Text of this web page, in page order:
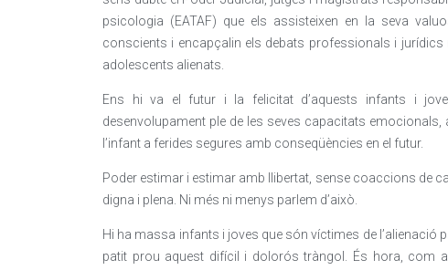
psicologia (EATAF) que els assisteixen en la seva
conscients i encapçalin els debats professionals i
adolescents alienats.
Ens hi va el futur i la felicitat d’aquests infants i
desenvolupament ple de les seves capacitats
l’infant a ferides segures amb conseqüències en el futur.
Poder estimar i estimar amb llibertat, sense coaccions de
digna i plena. Ni més ni menys parlem d’això.
Hi ha massa infants i joves que són víctimes de l’alienació
patit prou aquest difícil i dolorós tràngol. És hora, com